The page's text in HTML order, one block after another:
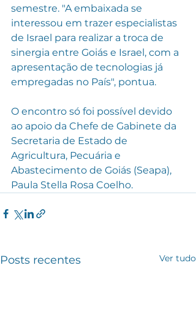
semestre. "A embaixada se
interessou em trazer especialistas
de Israel para realizar a troca de
sinergia entre Goiás e Israel, com a
apresentação de tecnologias já
empregadas no País", pontua.
O encontro só foi possível devido
ao apoio da Chefe de Gabinete da
Secretaria de Estado de
Agricultura, Pecuária e
Abastecimento de Goiás (Seapa),
Paula Stella Rosa Coelho.
Posts recentes Ver tudo